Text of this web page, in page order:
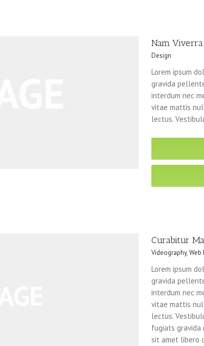
Nam
Design
Lorem ipsum
gravida
interdum nec
vitae mattis
lectus.
Curabitur
Videography,Web
Lorem ipsum
gravida
interdum nec
vitae mattis
lectus.
fugiats gravida
sit amet libero